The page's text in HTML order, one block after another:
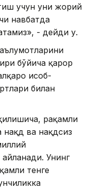
учун уни жорий
навбатда
- дейди у.
бўйича қарор
ҳисоб-
билан
рақамли
нақд ва нақдсиз
Унинг
тенге